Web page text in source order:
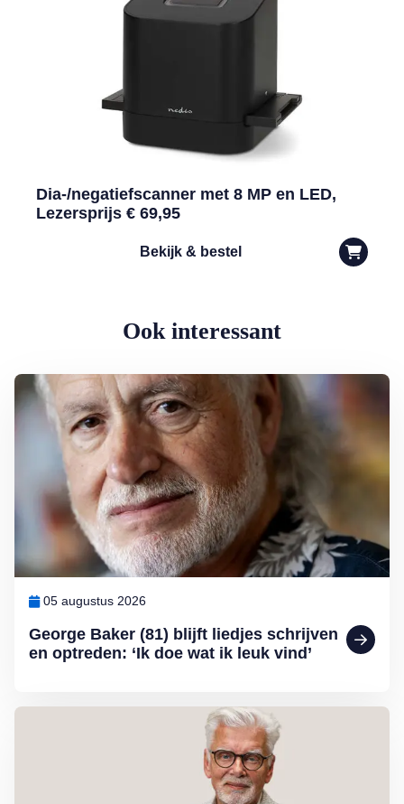
Dia-/negatiefscanner met 8 MP en LED,
Lezersprijs € 69,95
Bekijk & bestel
Ook interessant
George Baker (81) blijft liedjes schrijven
en optreden: ‘Ik doe wat ik leuk vind’
05 augustus 2026
Lees meer over George Baker (81) blijft liedjes schrijven en
Lees meer over Column Jan Slagter: Samen staan we sterk